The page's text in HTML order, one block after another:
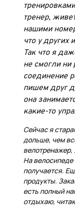
тренер,
нашими
что у других
Так что я
не смогли ни
соединение
пишем друг
она
какие-то
Сейчас я
дольше, чем
велотренажер,
На велосипеде
получается.
продукты.
есть полный
отдыхаю,